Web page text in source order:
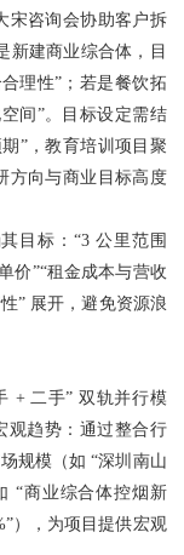
宋咨询会协助客户拆
新建商业综合体，目
理性”；若是餐饮拓
间”。目标设定需结
”，教育培训项目聚
方向与商业目标高度
目标：“3 公里范围
价”“租金成本与营收
” 展开，避免资源浪
+ 二手” 双轨并行模
观趋势：通过整合行
规模（如 “深圳南山
“商业综合体控烟新
），为项目提供宏观